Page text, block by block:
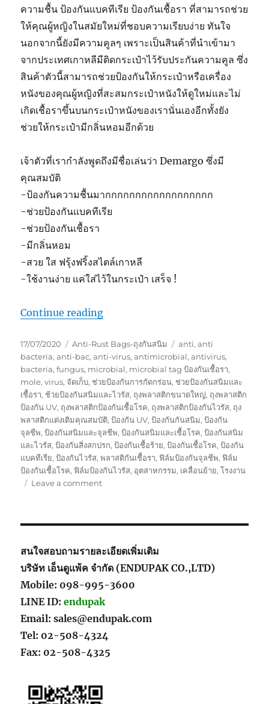
และ
รา
ความชื้น ป้องกันแบคทีเรีย ป้องกันเชื้อรา ที่สามารถช่วย
ให้คุณผู้หญิงในสมัยใหม่ที่ชอบความเรียบง่าย ทันใจ
นอกจากนี้ยังมีความคูลๆ เพราะเป็นสินค้าที่นำเข้ามา
จากประเทศเกาหลีมีติดกระเป๋าไว้รับประกันความคูล ซึ่ง
สินค้าตัวนี้สามารถช่วยป้องกันให้กระเป๋าหรือเครื่อง
หนังของคุณผู้หญิงที่สะสมกระเป๋าหนังให้ดูใหม่และไม่
เกิดเชื้อราขึ้นบนกระเป๋าหนังของเรานั่นเองอีกทั้งยัง
ช่วยให้กระเป๋ามีกลิ่นหอมอีกด้วย
เจ้าตัวที่เรากำลังพูดถึงมีชื่อเล่นว่า Demargo ซึ่งมี
คุณสมบัติ
-ป้องกันความชื้นมากกกกกกกกกกกกกกกกกก
-ช่วยป้องกันแบคทีเรีย
-ช่วยป้องกันเชื้อรา
-มีกลิ่นหอม
-สวย ใส ฟรุ้งฟริ้งสไตล์เกาหลี
-ใช้งานง่าย แค่ใส่ไว้ในกระเป๋า เสร็จ !
Continue reading“สินค้าเกาหลี ของคุณผู้หญิงที่รักในคว
Posted
on
17/07/2020 Categories
Anti-Rust Bags-ถุงกันสนิม Tags
anti,anti
bacteria,anti-bac,anti-virus,antimicrobial,antivirus,
bacteria,fungus, microbial, microbial tag ป้องกันเชื้อรา,
mole,virus, จัดเก็บ, ช่วยป้องกันการกัดกร่อน, ช่วยป้องกันสนิมและ
เชื้อรา, ช้วยป้องกันสนิมและไวรัส, ถุงพลาสติกขนาดใหญ่, ถุงพลาสติก
ป้องกัน UV, ถุงพลาสติกป้องกันเชื้อโรค, ถุงพลาสติกป้องกันไวรัส, ถุง
พลาสติกแต่งเติมคุณสมบัติ,ป้องกัน UV,ป้องกันกันสนิม,ป้องกัน
จุลชีพ,ป้องกันสนิมและจุลชีพ,ป้องกันสนิมและเชื้อโรค,ป้องกันสนิม
และไวรัส,ป้องกันสิ่งสกปรก,ป้องกันเชื้อร้าย,ป้องกันเชื้อโรค,ป้องกัน
แบคทีเรีย,ป้องกันไวรัส,พลาสติกันเชื้อรา, ฟิล์มป้องกันจุลชีพ, ฟิล์ม
ป้องกันเชื้อโรค, ฟิล์มป้องกันไวรัส, อุตสาหกรรม, เคลื่อนย้าย,โรงงาน
Leave a commenton
ที่รัก
ใน
เรียบ
ง่าย
ดูแล
หนัง
(มี
สนใจสอบถามรายละเอียดเพิ่มเติม
บริษัท เอ็นดูแพ้ค จำกัด (ENDUPAK CO.,LTD)
Mobile: 098-995-3600
LINE ID:endupak
Email: sales@endupak.com
Tel: 02-508-4324
Fax: 02-508-4325